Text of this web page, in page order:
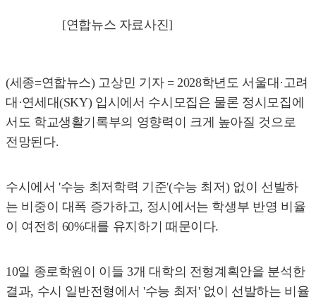
[연합뉴스 자료사진]
(세종=연합뉴스) 고상민 기자 = 2028학년도 서울대·고려
대·연세대(SKY) 입시에서 수시모집은 물론 정시모집에
서도 학교생활기록부의 영향력이 크게 높아질 것으로
전망된다.
수시에서 '수능 최저학력 기준'(수능 최저) 없이 선발하
는 비중이 대폭 증가하고, 정시에서는 학생부 반영 비율
이 여전히 60%대를 유지하기 때문이다.
10일 종로학원이 이들 3개 대학의 전형계획안을 분석한
결과, 수시 일반전형에서 '수능 최저' 없이 선발하는 비율